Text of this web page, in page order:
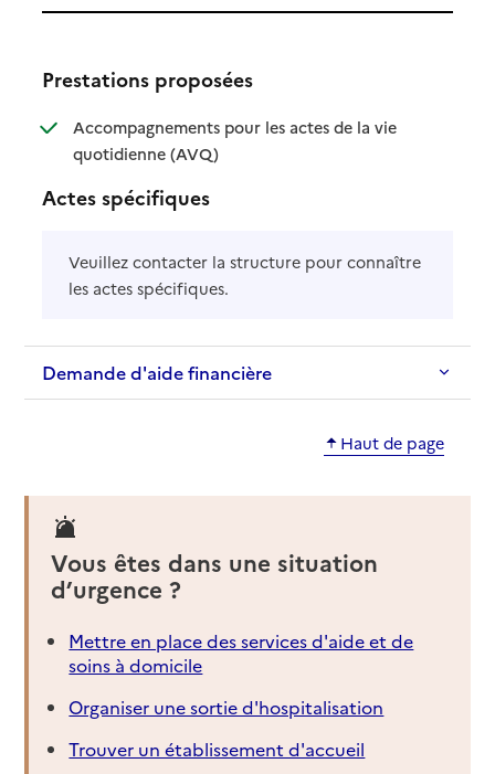
Prestations proposées
Accompagnements pour les actes de la vie
quotidienne (AVQ): disponible
: non disponible
Actes spécifiques
Veuillez contacter la structure pour connaître
les actes spécifiques.
Demande d'aide financière
Haut de page
Vous êtes dans une situation
d’urgence ?
Mettre en place des services d'aide et de
soins à domicile
Organiser une sortie d'hospitalisation
Trouver un établissement d'accueil